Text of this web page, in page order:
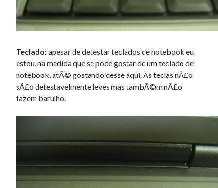
Teclado:apesar de detestar teclados de notebook eu
estou, na medida que se pode gostar de um teclado de
notebook, atÃ© gostando desse aqui. As teclas nÃ£o
sÃ£o detestavelmente leves mas tambÃ©m nÃ£o
fazem barulho.